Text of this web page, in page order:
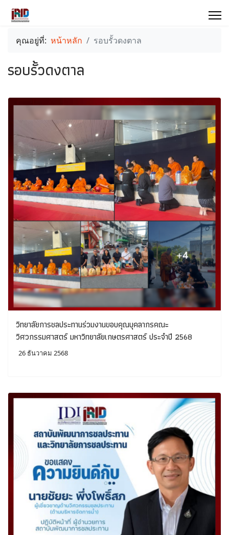
คุณอยู่ที่: หน้าหลัก รอบรั้วดงตาล
รอบรั้วดงตาล
วิทยาลัยการชลประทานร่วมงานขอบคุณบุคลากรคณะ
วิศวกรรมศาสตร์ มหาวิทยาลัยเกษตรศาสตร์ ประจำปี 2568
26 ธันวาคม 2568